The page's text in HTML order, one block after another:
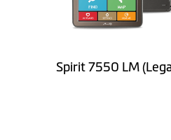
Informacja o
Asystent pasa ruchu
Spirit 7550 LM